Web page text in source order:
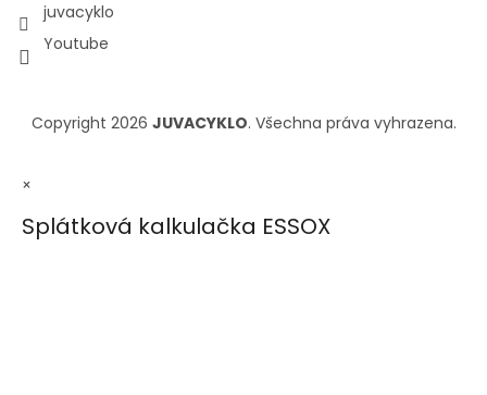
juvacyklo
Youtube
Copyright 2026 JUVACYKLO. Všechna práva vyhrazena.
×
Splátková kalkulačka ESSOX